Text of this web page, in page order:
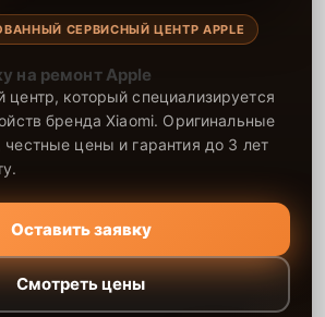
СЕРВИСНЫЙ ЦЕНТР APPLE
на ремонт Apple
который специализируется
бренда Xiaomi. Оригинальные
цены и гарантия до 3 лет
Оставить заявку
Смотреть цены